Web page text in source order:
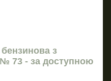
зсу
з
№ 73 - за доступною